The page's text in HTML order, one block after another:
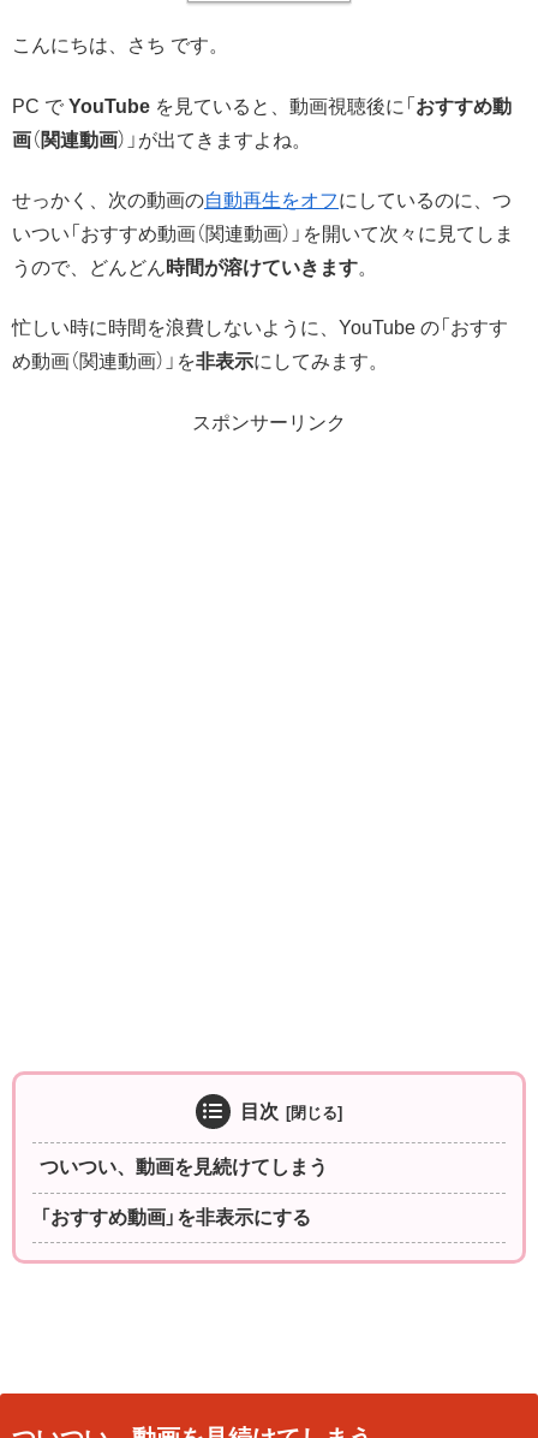
こんにちは、さち です。
PC で YouTube を見ていると、動画視聴後に「 おすすめ動
画（ 関連動画）」が出てきますよね。
せっかく、次の動画の自動再生をオフにしているのに、つ
いつい「おすすめ動画（関連動画）」を開いて次々に見てしま
うので、どんどん時間が溶けていきます。
忙しい時に時間を浪費しないように、YouTube の「おすす
め動画（関連動画）」を非表示にしてみます。
スポンサーリンク
目次
ついつい、動画を見続けてしまう
「おすすめ動画」を非表示にする